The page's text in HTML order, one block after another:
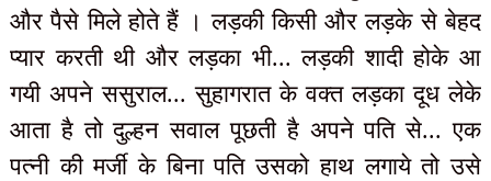
और पैसे मिले होते हैं । लड़की किसी और लड़के से बेहद
प्यार करती थी और लड़का भी... लड़की शादी होके आ
गयी अपने ससुराल... सुहागरात के वक्त लड़का दूध लेके
आता है तो दुल्हन सवाल पूछती है अपने पति से... एक
पत्नी की मर्जी के बिना पति उसको हाथ लगाये तो उसे